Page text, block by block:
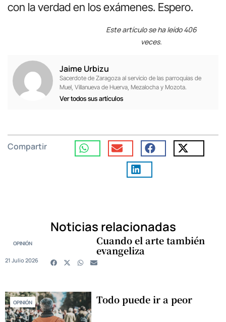
con la verdad en los exámenes. Espero.
Este artículo se ha leído 406
veces.
Jaime Urbizu
Sacerdote de Zaragoza al servicio de las parroquias de
Muel, Villanueva de Huerva, Mezalocha y Mozota.
Ver todos sus artículos
Compartir
Noticias relacionadas
OPINIÓN Cuando el arte también
evangeliza
21 Julio 2026
OPINIÓN Todo puede ir a peor